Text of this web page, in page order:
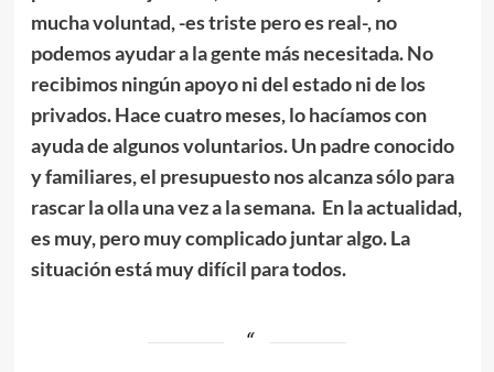
mucha voluntad, -es triste pero es real-, no
podemos ayudar a la gente más necesitada. No
recibimos ningún apoyo ni del estado ni de los
privados. Hace cuatro meses, lo hacíamos con
ayuda de algunos voluntarios. Un padre conocido
y familiares, el presupuesto nos alcanza sólo para
rascar la olla una vez a la semana. En la actualidad,
es muy, pero muy complicado juntar algo. La
situación está muy difícil para todos.